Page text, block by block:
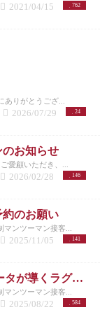
762
2021/04/15
ありがとうござ...
24
2026/07/29
のお知らせ
愛顧いただき、...
146
2026/02/28
のお願い
ンツーマン接客...
141
2025/11/05
新登場！oggimuta オッジィムータが導くラグジュアリーな髪の未来
ンツーマン接客...
584
2025/08/22